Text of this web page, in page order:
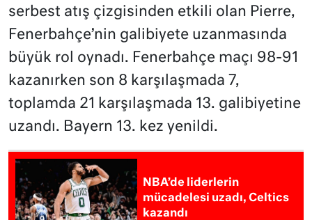
serbest atış çizgisinden etkili olan Pierre,
Fenerbahçe’nin galibiyete uzanmasında
büyük rol oynadı. Fenerbahçe maçı 98-91
kazanırken son 8 karşılaşmada 7,
toplamda 21 karşılaşmada 13. galibiyetine
uzandı. Bayern 13. kez yenildi.
NBA’de liderlerin
mücadelesi uzadı, Celtics
kazandı